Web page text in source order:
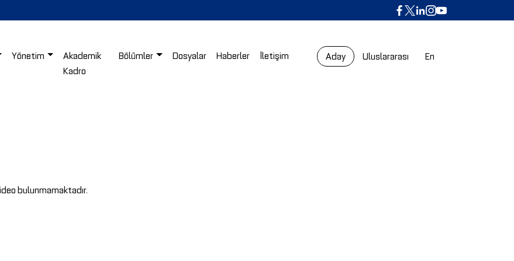
Yönetim
Akademik
Kadro
Bölümler Dosyalar Haberler İletişim Aday Uluslararası En
bulunmamaktadır.